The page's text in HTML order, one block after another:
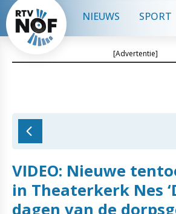
NIEUWS SPORT
[Advertentie]
VIDEO: Nieuwe
in Theaterkerk Nes
dagen van de